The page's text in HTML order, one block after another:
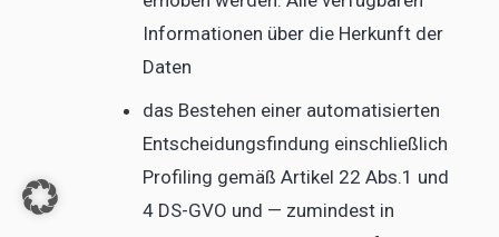
Informationen über die Herkunft der
Daten
das Bestehen einer automatisierten
Entscheidungsfindung einschließlich
Profiling gemäß Artikel 22 Abs.1 und
4 DS-GVO und — zumindest in